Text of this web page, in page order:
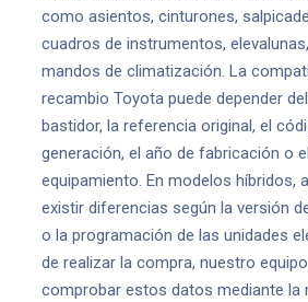
como asientos, cinturones,
cuadros de instrumentos,
mandos de climatización. La
recambio Toyota puede depender
bastidor, la referencia original, el
generación, el año de fabricación o
equipamiento. En modelos híbridos,
existir diferencias según la versión
o la programación de las unidades
de realizar la compra, nuestro
comprobar estos datos mediante la